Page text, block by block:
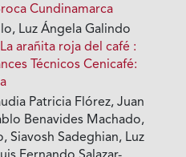
Cundinamarca
Luz Ángela Galindo
La arañita roja del café :
Técnicos Cenicafé:
Patricia Flórez, Juan
Benavides Machado,
Siavosh Sadeghian, Luz